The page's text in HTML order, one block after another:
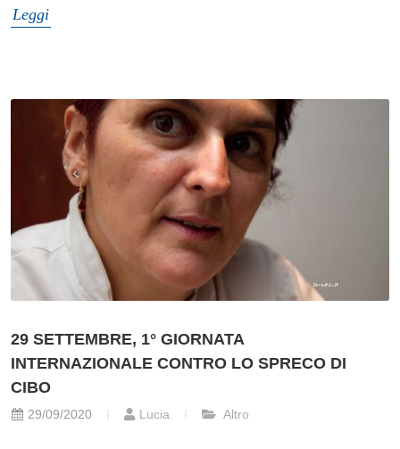
Leggi
29 SETTEMBRE, 1° GIORNATA
INTERNAZIONALE CONTRO LO SPRECO DI
CIBO
29/09/2020 Lucia Altro